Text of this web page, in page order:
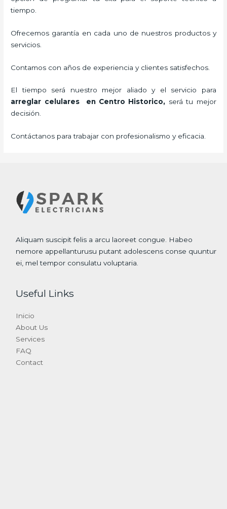
tiempo.
Ofrecemos garantía en cada uno de nuestros productos y
servicios.
Contamos con años de experiencia y clientes satisfechos.
El tiempo será nuestro mejor aliado y el servicio para
arreglar celulares en Centro Historico, será tu mejor
decisión.
Contáctanos para trabajar con profesionalismo y eficacia.
Aliquam suscipit felis a arcu laoreet congue. Habeo
nemore appellanturusu putant adolescens conse quuntur
ei, mel tempor consulatu voluptaria.
Useful Links
Inicio
About Us
Services
FAQ
Contact